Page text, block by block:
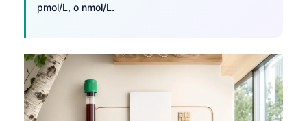
pmol/L, o nmol/L.
Português
Ελληνικά
Türkçe
简体中文